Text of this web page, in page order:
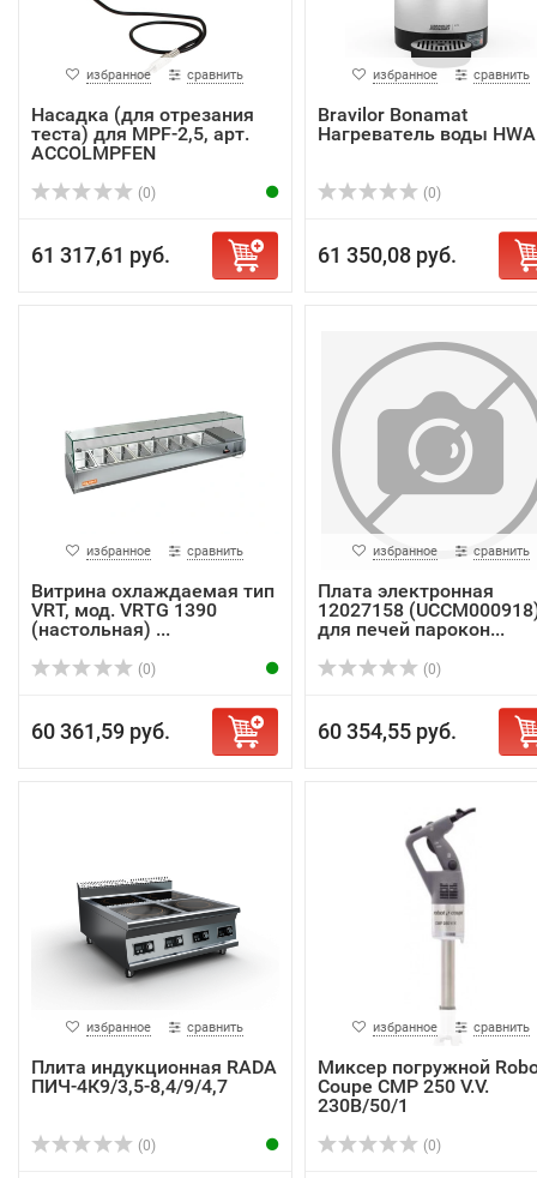
избранное сравнить
Насадка (для отрезания
теста) для MPF-2,5, арт.
ACCOLMPFEN
(0)
61 317,61 руб.
избранное сравнить
Bravilor Bonamat
Нагреватель воды
(0)
61 350,08 руб.
избранное сравнить
Витрина охлаждаемая тип
VRT, мод. VRTG 1390
(настольная) ...
(0)
60 361,59 руб.
избранное сравнить
Плата электронная
12027158
для печей парокон...
(0)
60 354,55 руб.
избранное сравнить
Плита индукционная RADA
ПИЧ-4К9/3,5-8,4/9/4,7
(0)
избранное сравнить
Миксер погружной
Coupe CMP 250 V.V.
230B/50/1
(0)